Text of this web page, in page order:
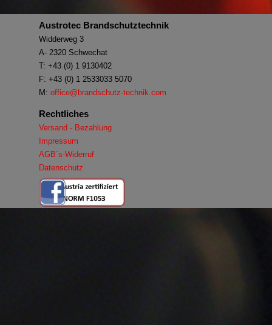
Austrotec Brandschutztechnik
Widderweg 3
A- 2320 Schwechat
T: +43 (0) 1 9130402
F: +43 (0) 1 2533033 5070
M: office@brandschutz-technik.com
Rechtliches
Versand - Bezahlung
Impressum
AGB`s-Widerruf
Datenschutz